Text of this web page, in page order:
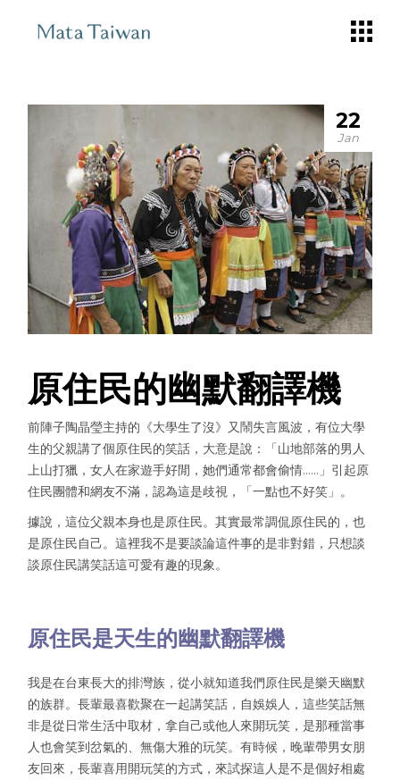
22
Jan
原住民的幽默翻譯機
前陣子陶晶瑩主持的《大學生了沒》又鬧失言風波，有位大學
生的父親講了個原住民的笑話，大意是說：「山地部落的男人
上山打獵，女人在家遊手好閒，她們通常都會偷情……」引起原
住民團體和網友不滿，認為這是歧視，「一點也不好笑」。
據說，這位父親本身也是原住民。其實最常調侃原住民的，也
是原住民自己。這裡我不是要談論這件事的是非對錯，只想談
談原住民講笑話這可愛有趣的現象。
原住民是天生的幽默翻譯機
我是在台東長大的排灣族，從小就知道我們原住民是樂天幽默
的族群。長輩最喜歡聚在一起講笑話，自娛娛人，這些笑話無
非是從日常生活中取材，拿自己或他人來開玩笑，是那種當事
人也會笑到岔氣的、無傷大雅的玩笑。有時候，晚輩帶男女朋
友回來，長輩喜用開玩笑的方式，來試探這人是不是個好相處